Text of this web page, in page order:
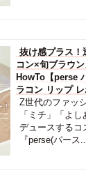
抜け感プラス！
コン×旬ブラウ
HowTo【perse
ラコン リップ レ
Z世代のファッ
「ミチ」「よ
デュースするコ
『perse(パース